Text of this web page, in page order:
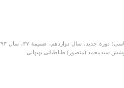
سیدمحمد (منصور) طباطبائی بهبهانی